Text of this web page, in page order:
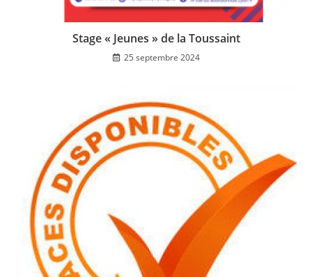
Stage « Jeunes » de la Toussaint
25 septembre 2024